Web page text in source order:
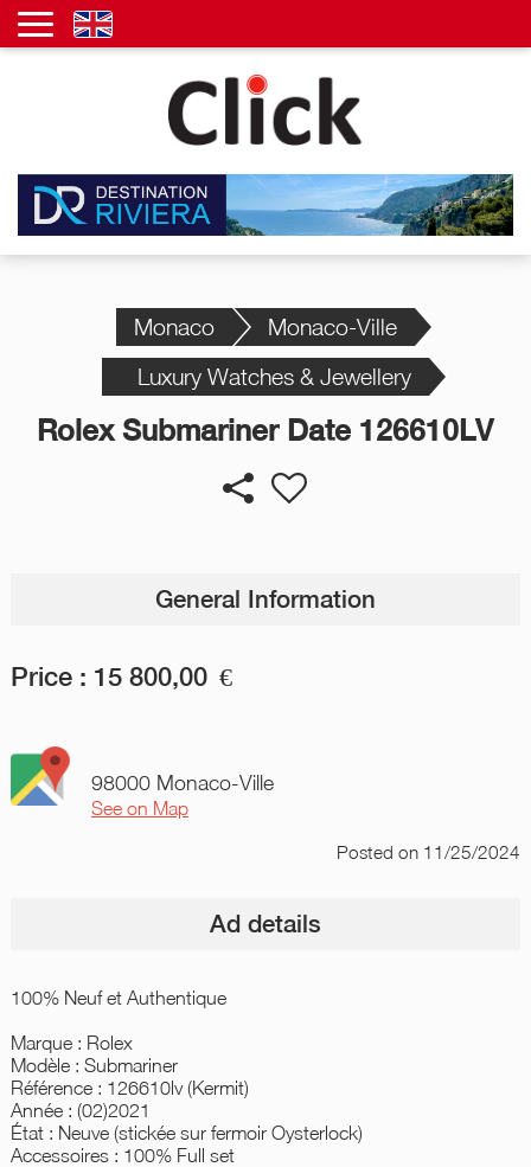
Monaco
Monaco-Ville
Luxury Watches & Jewellery
Rolex Submariner Date 126610LV
General Information
Price : 15 800,00 €
98000 Monaco-Ville
See on Map
Postedon 11/25/2024
Ad details
100% Neuf et Authentique
Marque : Rolex
Modèle : Submariner
Référence : 126610lv (Kermit)
Année : (02)2021
État : Neuve (stickée sur fermoir Oysterlock)
Accessoires : 100% Full set